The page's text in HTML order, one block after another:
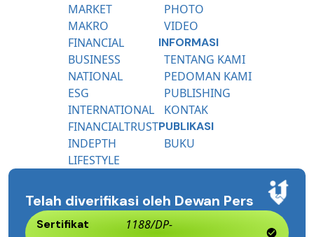
MARKET
MAKRO
FINANCIAL
BUSINESS
NATIONAL
ESG
INTERNATIONAL
FINANCIALTRUST
INDEPTH
LIFESTYLE
PHOTO
VIDEO
INFORMASI
TENTANG KAMI
PEDOMAN KAMI
PUBLISHING
KONTAK
PUBLIKASI
BUKU
Telah diverifikasi oleh Dewan Pers
Sertifikat
1188/DP-